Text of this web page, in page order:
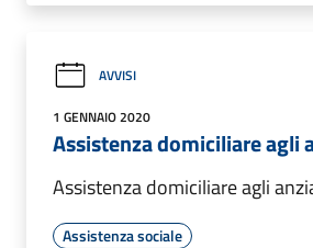
AVVISI
1 GENNAIO 2020
Assistenza domiciliare agli
Assistenza domiciliare agli
Assistenza sociale